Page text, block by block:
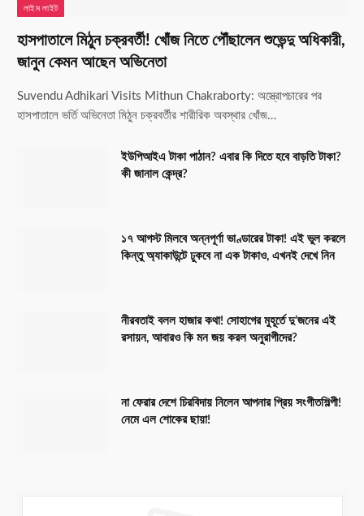
লাইম লাইট
হাসপাতালে মিঠুন চক্রবর্তী! খোঁজ নিতে পৌঁছালেন শুভেন্দু অধিকারী,
জানুন কেমন আছেন অভিনেতা
Suvendu Adhikari Visits Mithun Chakraborty: অস্ত্রোপচারের পর
হাসপাতালে ভর্তি অভিনেতা মিঠুন চক্রবর্তীর শারীরিক অবস্থার খোঁজ…
ইউপিআইএ টাকা পাঠান? এবার কি দিতে হবে বাড়তি টাকা?
কী জানাল কেন্দ্র?
১৭ আগস্ট মিলবে অন্নপূর্ণা ভাণ্ডারের টাকা! এই ভুল করলে
কিন্তু অ্যাকাউন্টে ঢুকবে না এক টাকাও, এখনই দেখে নিন
নীরবতাই বলল হাজার কথা! সোহাগের মুহূর্তে দু’জনের এই
রসায়ন, আবারও কি মন জয় করল অনুরাগীদের?
না ফেরার দেশে চিরবিদায় নিলেন আপনার প্রিয় সংগীতশিল্পী!
নেমে এল শোকের ছায়া!